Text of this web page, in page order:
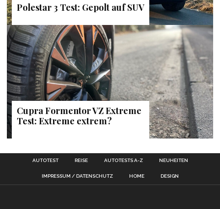
Polestar 3 Test: Gepolt auf SUV
Cupra Formentor VZ Extreme
Test: Extreme extrem?
AUTOTEST REISE AUTOTESTS A-Z NEUHEITEN
IMPRESSUM / DATENSCHUTZ HOME DESIGN